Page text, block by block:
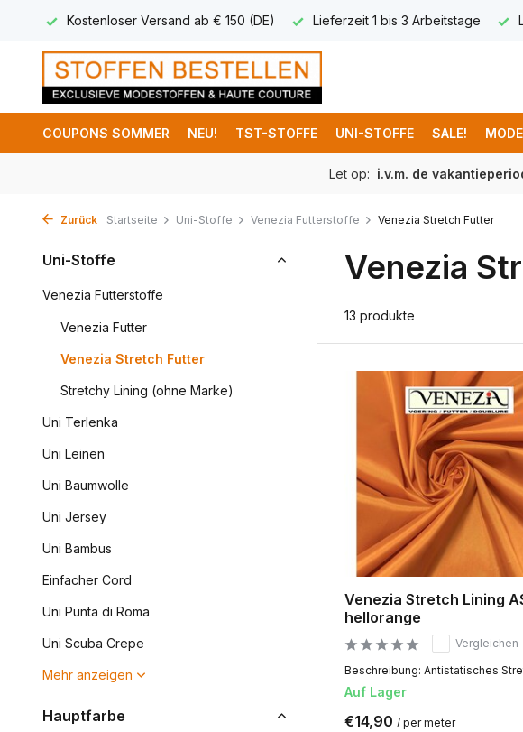
Lieferzeit 1 bis 3 Arbeitstage Lieferung Deutschland € 8,95
COUPONS SOMMER NEU! TST-STOFFE UNI-STOFFE SALE!
Let op: i.v.m. de
Zurück Startseite Uni-Stoffe Venezia Futterstoffe Venezia Stretch Futter
Uni-Stoffe
Venezia Futterstoffe
Venezia Futter
Venezia Stretch Futter
Stretchy Lining (ohne Marke)
Uni Terlenka
Uni Leinen
Uni Baumwolle
Uni Jersey
Uni Bambus
Einfacher Cord
Uni Punta di Roma
Uni Scuba Crepe
Mehr anzeigen
Hauptfarbe
Venezia
13 produkte
Venezia Stretch Lining
hellorange
Vergleichen
Beschreibung: Antistatisches
Auf Lager
€14,90 / per meter